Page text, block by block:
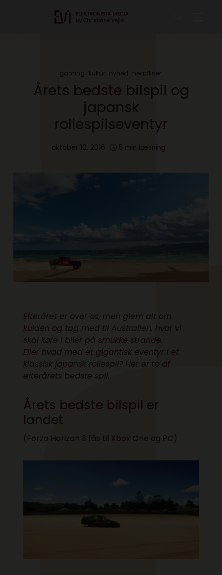
gaming kultur nyhed headliner
Årets bedste bilspil og
japansk
rollespilseventyr
oktober 10, 2016 5 min læsning
Efteråret er over os, men glem alt om
kulden og tag med til Australien, hvor vi
skal køre i biler på smukke strande.
Eller hvad med et gigantisk eventyr i et
klassisk japansk rollespil? Her er to af
efterårets bedste spil.
Årets bedste bilspil er
landet
(Forza Horizon 3 fås til Xbox One og PC)